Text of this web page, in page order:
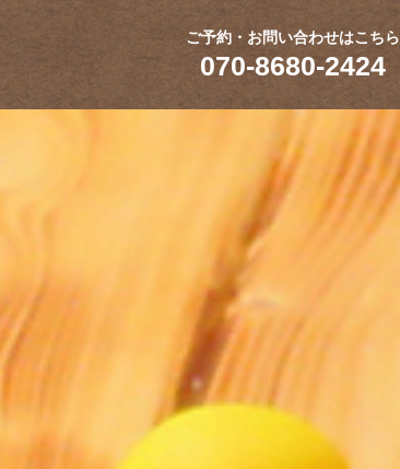
ご予約・お問い合わせはこちら
070-8680-2424